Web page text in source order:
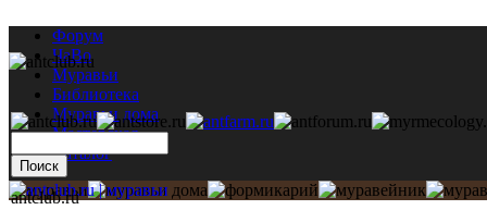
Форум
ЧаВо
Муравьи
Библиотека
Муравьи дома
Мастерская
Каталог
antclub.ru